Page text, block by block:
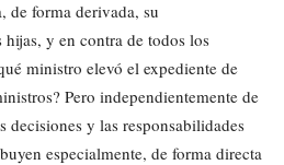
de forma derivada, su
y en contra de todos los
ministro elevó el expediente de
Pero independientemente de
decisiones y las responsabilidades
especialmente, de forma directa